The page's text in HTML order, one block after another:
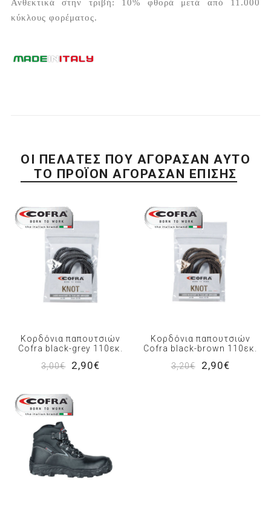
Ανθεκτικά στην τριβή: 10% φθορά μετά από 11.000
κύκλους φορέματος.
ΟΙ ΠΕΛΆΤΕΣ ΠΟΥ ΑΓΌΡΑΣΑΝ ΑΥΤΌ
ΤΟ ΠΡΟΪΌΝ ΑΓΌΡΑΣΑΝ ΕΠΊΣΗΣ
Κορδόνια παπουτσιών
Cofra black-grey 110εκ.
3,00€
2,90€
Κορδόνια παπουτσιών
Cofra black-brown 110εκ.
3,20€
2,90€